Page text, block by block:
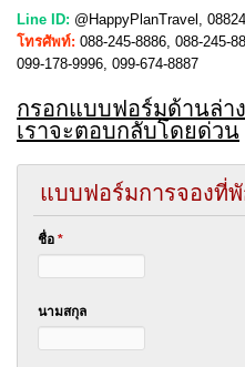
Line ID: @HappyPlanTravel,
โทรศัพท์: 088-245-8886, 088-245-
099-178-9996, 099-674-8887
กรอกแบบฟอร์มด้านล่า
เราจะตอบกลับโดยด่วน
แบบฟอร์มการจองที่
ชื่อ *
นามสกุล